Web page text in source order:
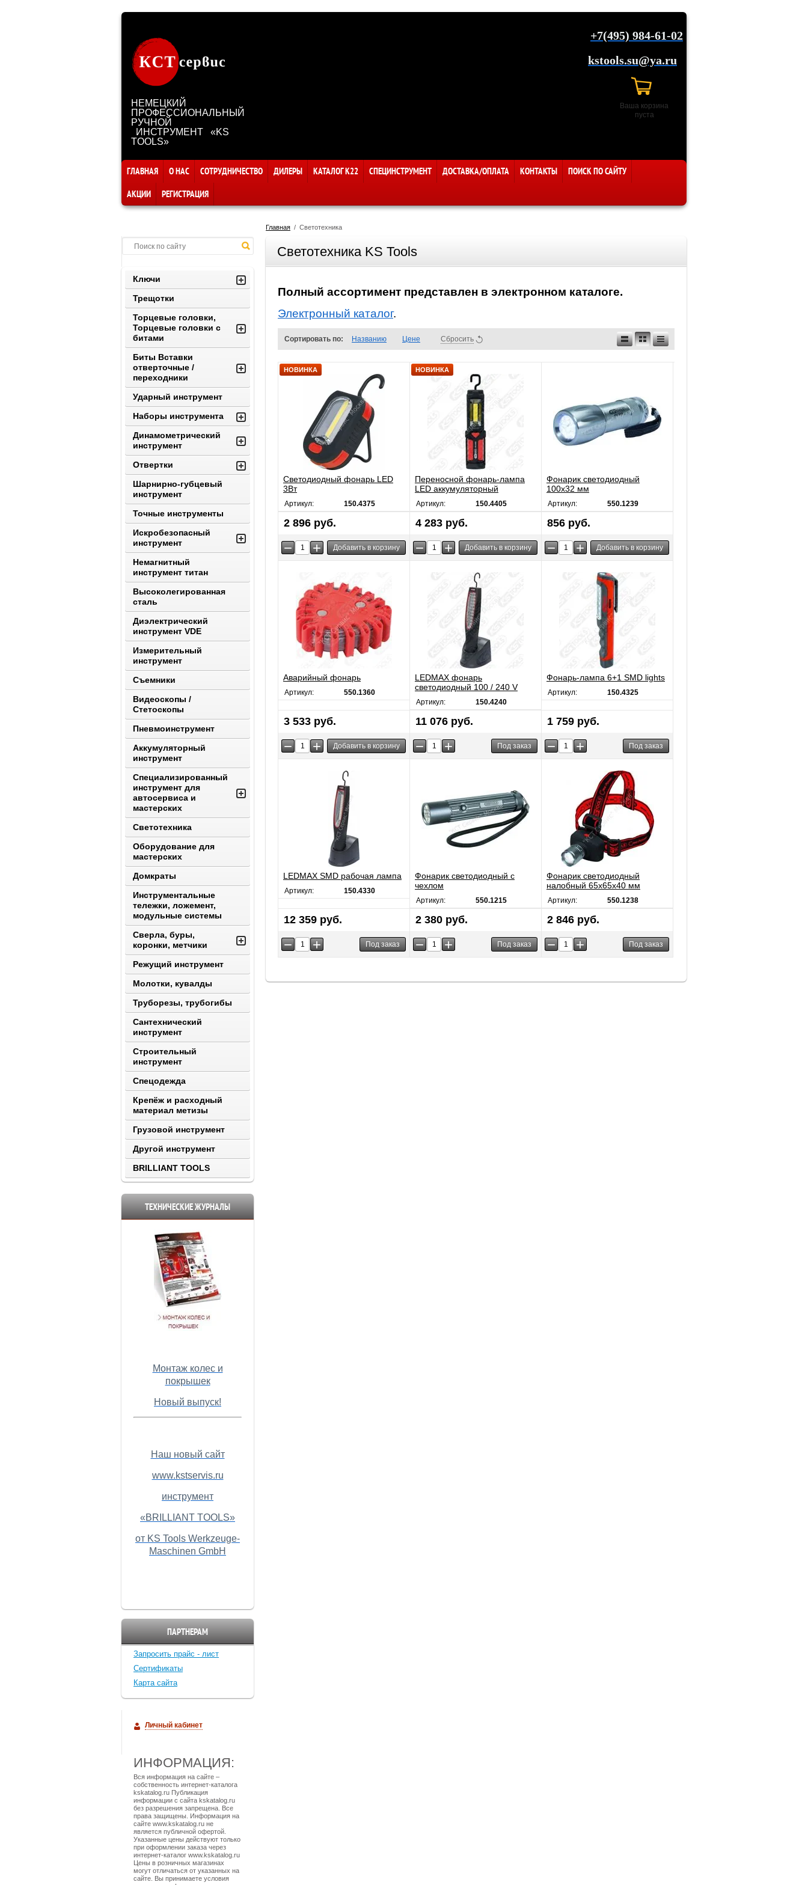
НЕМЕЦКИЙ
ПРОФЕССИОНАЛЬНЫЙ
РУЧНОЙ
ИНСТРУМЕНТ «KS
TOOLS»
+7(495) 984-61-02
kstools.su@ya.ru
Ваша корзина
пуста
ГЛАВНАЯ О НАС СОТРУДНИЧЕСТВО ДИЛЕРЫ КАТАЛОГ К22 СПЕЦИНСТРУМЕНТ ДОСТАВКА/ОПЛАТА КОНТАКТЫ
ПОИСК ПО САЙТУ
АКЦИИ
РЕГИСТРАЦИЯ
Главная
  /  Светотехника
Ключи
Трещотки
Торцевые головки,
Торцевые головки с
битами
Биты Вставки
отверточные /
переходники
Ударный инструмент
Наборы инструмента
Динамометрический
инструмент
Отвертки
Шарнирно-губцевый
инструмент
Точные инструменты
Искробезопасный
инструмент
Немагнитный
инструмент титан
Высоколегированная
сталь
Диэлектрический
инструмент VDE
Измерительный
инструмент
Съемники
Видеоскопы /
Стетоскопы
Пневмоинструмент
Аккумуляторный
инструмент
Специализированный
инструмент для
автосервиса и
мастерских
Светотехника
Оборудование для
мастерских
Домкраты
Инструментальные
тележки, ложемент,
модульные системы
Сверла, буры,
коронки, метчики
Режущий инструмент
Молотки, кувалды
Труборезы, трубогибы
Сантехнический
инструмент
Строительный
инструмент
Спецодежда
Крепёж и расходный
материал метизы
Грузовой инструмент
Другой инструмент
BRILLIANT TOOLS
ТЕХНИЧЕСКИЕ ЖУРНАЛЫ
Монтаж колес и
покрышек
Новый выпуск!
Наш новый сайт
www.kstservis.ru
инструмент
«BRILLIANT TOOLS»
от KS Tools Werkzeuge-
Maschinen GmbH
ПАРТНЕРАМ
Запросить прайс - лист
Cертификаты
Карта сайта
Личный кабинет
ИНФОРМАЦИЯ:
Вся информация на сайте –
собственность интернет-каталога
kskatalog.ru Публикация
информации с сайта kskatalog.ru
без разрешения запрещена. Все
права защищены. Информация на
сайте www.kskatalog.ru не
является публичной офертой.
Указанные цены действуют только
при оформлении заказа через
интернет-каталог www.kskatalog.ru
Цены в розничных магазинах
могут отличаться от указанных на
сайте. Вы принимаете условия
Светотехника KS Tools
Полный ассортимент представлен в электронном каталоге.
Электронный каталог.
Сортировать по: Названию Цене Сбросить
НОВИНКА
Светодиодный фонарь LED
3Вт
Артикул: 150.4375
2 896 руб.
− +
НОВИНКА
Переносной фонарь-лампа
LED аккумуляторный
Артикул: 150.4405
4 283 руб.
− +
Фонарик светодиодный
100х32 мм
Артикул: 550.1239
856 руб.
− +
Аварийный фонарь
Артикул: 550.1360
3 533 руб.
− +
LEDMAX фонарь
светодиодный 100 / 240 V
Артикул: 150.4240
11 076 руб.
− +
Фонарь-лампа 6+1 SMD lights
Артикул: 150.4325
1 759 руб.
− +
LEDMAX SMD рабочая лампа
Артикул: 150.4330
12 359 руб.
− +
Фонарик светодиодный с
чехлом
Артикул: 550.1215
2 380 руб.
− +
Фонарик светодиодный
налобный 65х65х40 мм
Артикул: 550.1238
2 846 руб.
− +